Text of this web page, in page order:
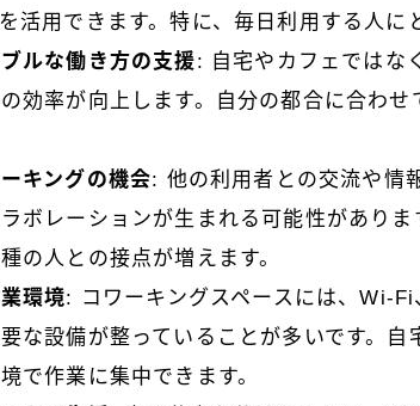
活用できます。特に、毎日利用する人に
ルな働き方の支援: 自宅やカフェではな
効率が向上します。自分の都合に合わせ
キングの機会: 他の利用者との交流や情
ボレーションが生まれる可能性があり
の人との接点が増えます。
環境: コワーキングスペースには、Wi-Fi
な設備が整っていることが多いです。自
で作業に集中できます。